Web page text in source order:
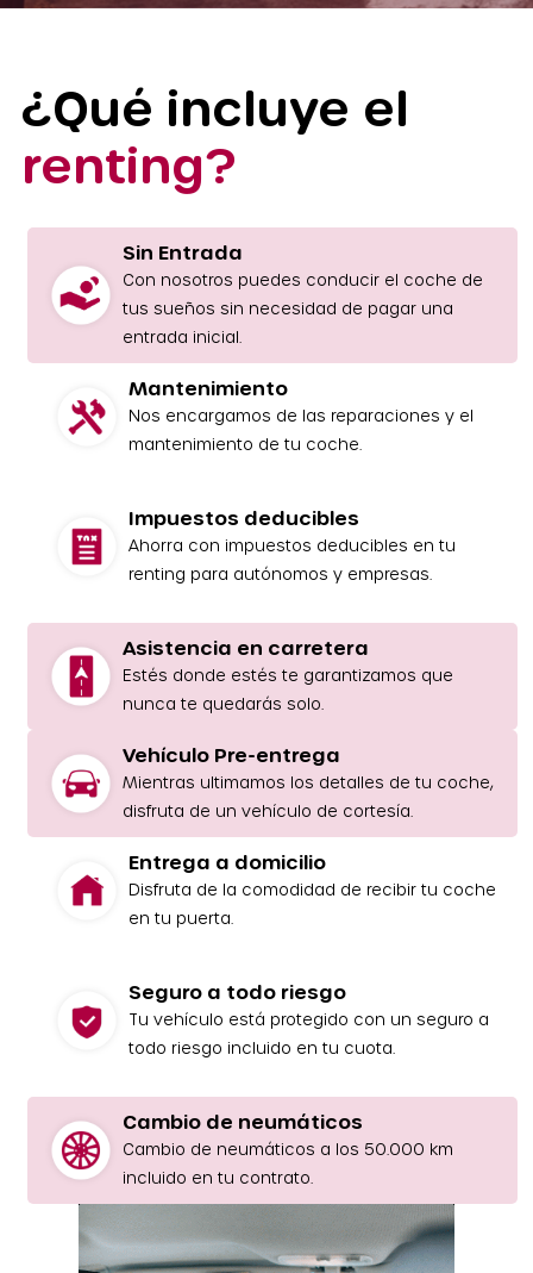
¿Qué incluye el
renting?
Sin Entrada
Con nosotros puedes conducir el coche de
tus sueños sin necesidad de pagar una
entrada inicial.
Mantenimiento
Nos encargamos de las reparaciones y el
mantenimiento de tu coche.
Impuestos deducibles
Ahorra con impuestos deducibles en tu
renting para autónomos y empresas.
Asistencia en carretera
Estés donde estés te garantizamos que
nunca te quedarás solo.
Vehículo Pre-entrega
Mientras ultimamos los detalles de tu coche,
disfruta de un vehículo de cortesía.
Entrega a domicilio
Disfruta de la comodidad de recibir tu coche
en tu puerta.
Seguro a todo riesgo
Tu vehículo está protegido con un seguro a
todo riesgo incluido en tu cuota.
Cambio de neumáticos
Cambio de neumáticos a los 50.000 km
incluido en tu contrato.